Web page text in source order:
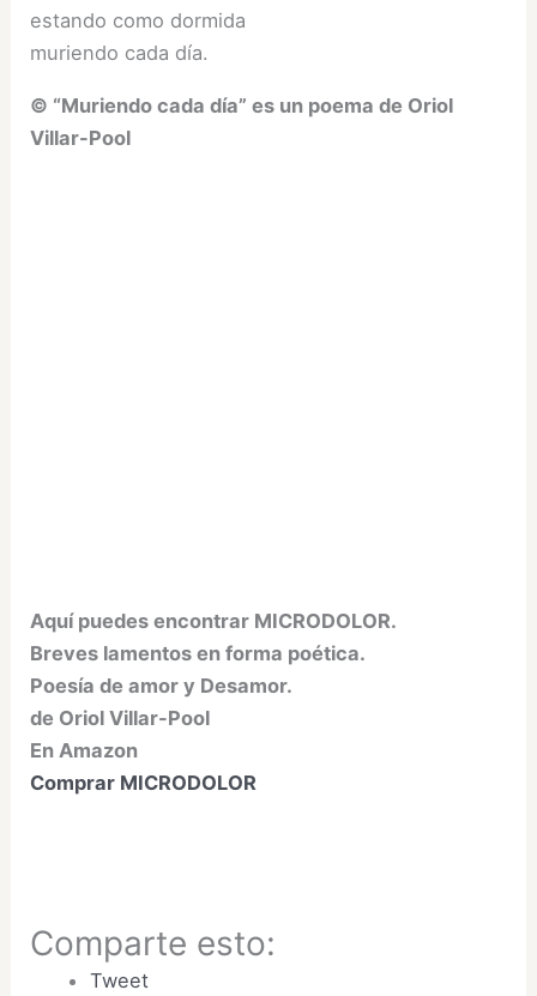
estando como dormida
muriendo cada día.
© “Muriendo cada día” es un poema de Oriol
Villar-Pool
Aquí puedes encontrar MICRODOLOR.
Breves lamentos en forma poética.
Poesía de amor y Desamor.
de Oriol Villar-Pool
En Amazon
Comprar MICRODOLOR
Comparte esto:
Tweet